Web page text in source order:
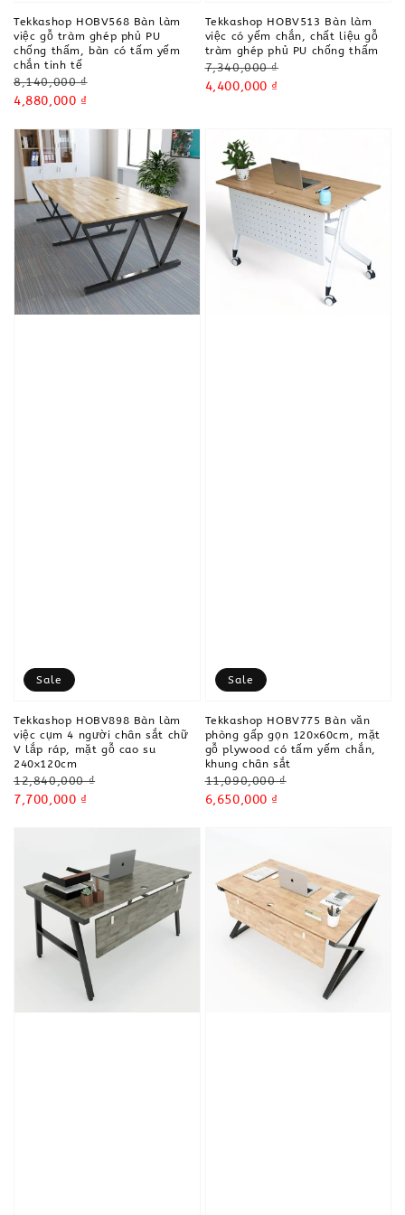
Tekkashop HOBV568 Bàn làm
việc gỗ tràm ghép phủ PU
chống thấm, bàn có tấm yếm
chắn tinh tế
Regular
price
8,140,000 ₫
Sale
4,880,000 ₫
Tekkashop HOBV513 Bàn làm
việc có yếm chắn, chất liệu gỗ
tràm ghép phủ PU chống thấm
Regular
price
7,340,000 ₫
Sale
4,400,000 ₫
Sale
Tekkashop HOBV898 Bàn làm
việc cụm 4 người chân sắt chữ
V lắp ráp, mặt gỗ cao su
240x120cm
Regular
price
12,840,000 ₫
Sale
7,700,000 ₫
Sale
Tekkashop HOBV775 Bàn văn
phòng gấp gọn 120x60cm, mặt
gỗ plywood có tấm yếm chắn,
khung chân sắt
Regular
price
11,090,000 ₫
Sale
6,650,000 ₫